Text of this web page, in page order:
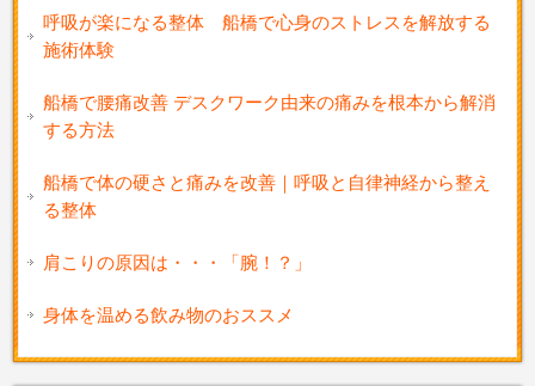
呼吸が楽になる整体 船橋で心身のストレスを解放する
施術体験
船橋で腰痛改善 デスクワーク由来の痛みを根本から解消
する方法
船橋で体の硬さと痛みを改善｜呼吸と自律神経から整え
る整体
肩こりの原因は・・・「腕！？」
身体を温める飲み物のおススメ